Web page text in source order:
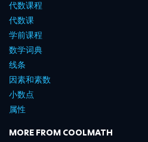
代数课程
代数课
学前课程
数学词典
线条
因素和素数
小数点
属性
MORE FROM COOLMATH